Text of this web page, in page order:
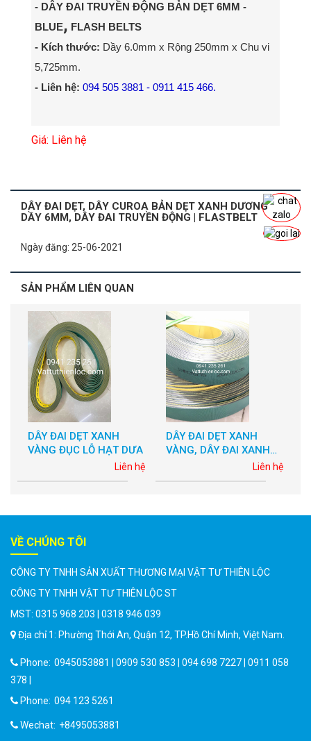
- DÂY ĐAI TRUYỀN ĐỘNG BẢN DẸT 6MM -
BLUE, FLASH BELTS
- Kích thước: Dầy 6.0mm x Rộng 250mm x Chu vi
5,725mm.
- Liên hệ: 094 505 3881 - 0911 415 466.
Giá: Liên hệ
DÂY ĐAI DẸT, DÂY CUROA BẢN DẸT XANH DƯƠNG
DẦY 6MM, DÂY ĐAI TRUYỀN ĐỘNG | FLASTBELT
Ngày đăng: 25-06-2021
SẢN PHẨM LIÊN QUAN
DÂY ĐAI DẸT XANH
VÀNG ĐỤC LỖ HẠT DƯA
Liên hệ
DÂY ĐAI DẸT XANH
VÀNG, DÂY ĐAI XANH
Liên hệ
VỀ CHÚNG TÔI
CÔNG TY TNHH SẢN XUẤT THƯƠNG MẠI VẬT TƯ THIÊN LỘC
CÔNG TY TNHH VẬT TƯ THIÊN LỘC ST
MST: 0315 968 203 | 0318 946 039
Địa chỉ 1: Phường Thới An, Quận 12, TP.Hồ Chí Minh, Việt Nam.
Phone: 0945053881 | 0909 530 853 | 094 698 7227 | 0911 058
378 |
Phone: 094 123 5261
Wechat: +8495053881